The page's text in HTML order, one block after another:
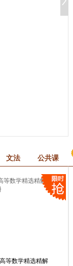
文法 公共课
高等数学精选精解